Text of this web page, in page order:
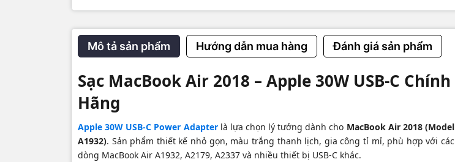
Mô tả sản phẩm Hướng dẫn mua hàng Đánh giá sản phẩm
Sạc MacBook Air 2018 – Apple 30W USB-C Chính
Hãng
Apple 30W USB-C Power Adapterlà lựa chọn lý tưởng dành cho MacBook Air 2018 (Model
A1932). Sản phẩm thiết kế nhỏ gọn, màu trắng thanh lịch, gia công tỉ mỉ, phù hợp với các
dòng MacBook Air A1932, A2179, A2337 và nhiều thiết bị USB-C khác.
Thông số
Chi tiết
Công suất
30W
Kết nối
USB-C
Bảo hành
12 tháng